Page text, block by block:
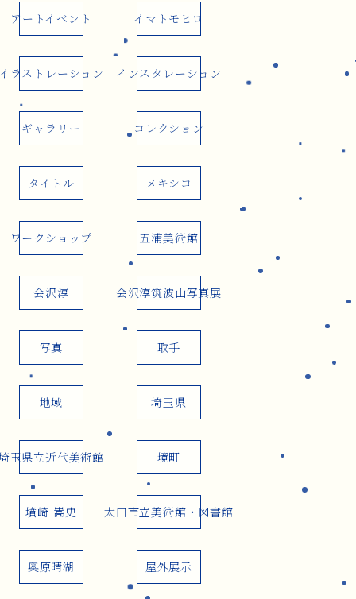
アートイベント イマトモヒロ
ラストレーション インスタレーション
ギャラリー コレクション
タイトル メキシコ
ワークショップ 五浦美術館
会沢淳 会沢淳筑波山写真展
写真 取手
地域 埼玉県
玉県立近代美術館 境町
墳崎 嵩史 太田市立美術館・図書館
奥原晴湖 屋外展示